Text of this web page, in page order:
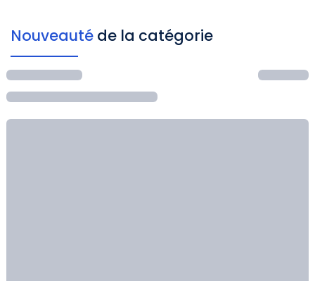
Nouveauté de la catégorie